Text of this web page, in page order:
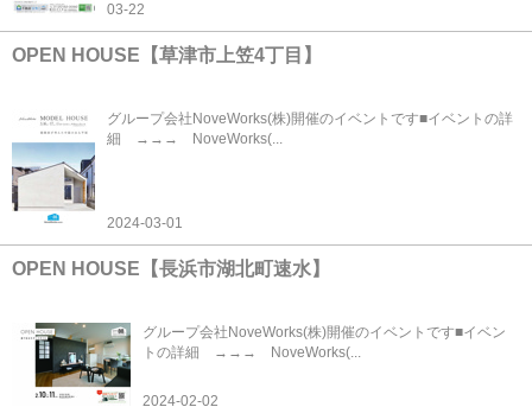
03-22
OPEN HOUSE【草津市上笠4丁目】
グループ会社NoveWorks(株)開催のイベントです■イベントの詳
細 →→→ NoveWorks(...
2024-03-01
OPEN HOUSE【長浜市湖北町速水】
グループ会社NoveWorks(株)開催のイベントです■イベン
トの詳細 →→→ NoveWorks(...
2024-02-02